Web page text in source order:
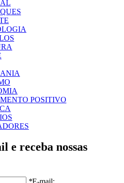
POSITIVO
e receba nossas